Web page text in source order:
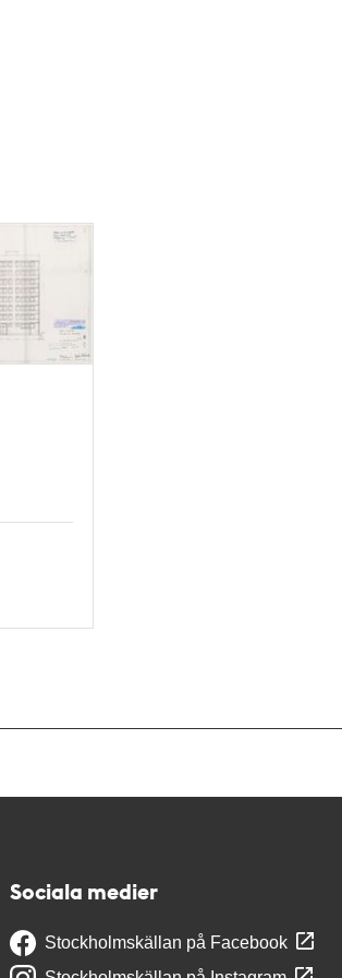
Sociala medier
Stockholmskällan på Facebook